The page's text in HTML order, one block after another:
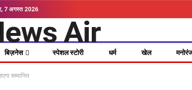
7 अगस्त 2026
बिज़नेस स्पेशल स्टोरी धर्म खेल
सम्मानित